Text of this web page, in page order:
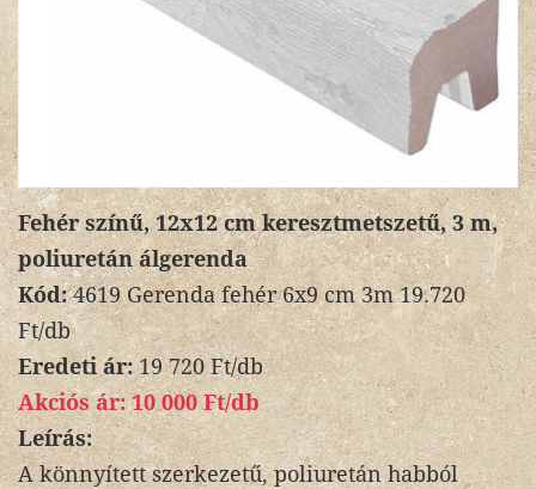
Fehér színű, 12x12 cm keresztmetszetű, 3 m,
poliuretán álgerenda
Kód:4619 Gerenda fehér 6x9 cm 3m 19.720
Ft/db
Eredeti ár:19 720 Ft/db
Akciós ár:10 000 Ft/db
Leírás:
A könnyített szerkezetű, poliuretán habból